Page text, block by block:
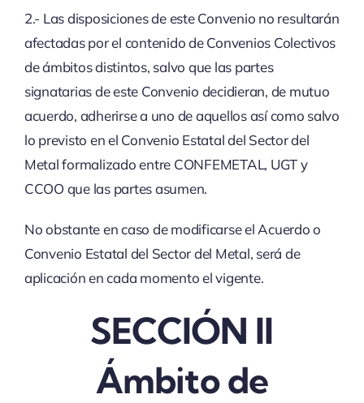
2.- Las disposiciones de este Convenio no resultarán
afectadas por el contenido de Convenios Colectivos
de ámbitos distintos, salvo que las partes
signatarias de este Convenio decidieran, de mutuo
acuerdo, adherirse a uno de aquellos así como salvo
lo previsto en el Convenio Estatal del Sector del
Metal formalizado entre CONFEMETAL, UGT y
CCOO que las partes asumen.
No obstante en caso de modificarse el Acuerdo o
Convenio Estatal del Sector del Metal, será de
aplicación en cada momento el vigente.
SECCIÓN II
Ámbito de